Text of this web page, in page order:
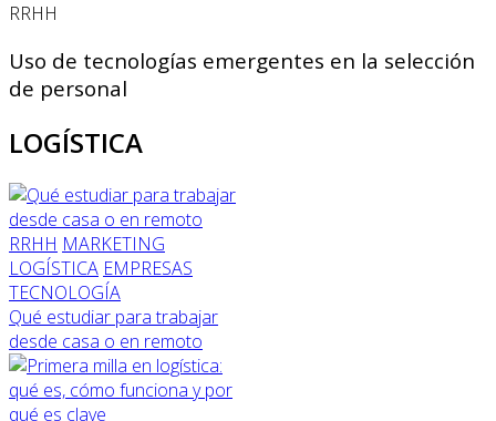
RRHH
Uso de tecnologías emergentes en la selección
de personal
LOGÍSTICA
RRHH MARKETING
LOGÍSTICA EMPRESAS
TECNOLOGÍA
Qué estudiar para trabajar
desde casa o en remoto